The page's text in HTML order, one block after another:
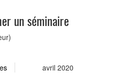
un séminaire
avril 2020